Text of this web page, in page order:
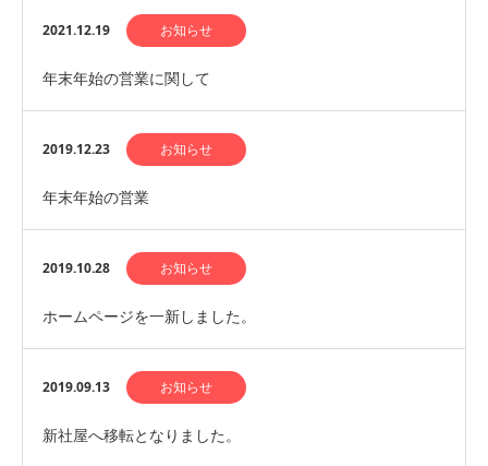
2021.12.19 お知らせ
年末年始の営業に関して
2019.12.23 お知らせ
年末年始の営業
2019.10.28 お知らせ
ホームページを一新しました。
2019.09.13 お知らせ
新社屋へ移転となりました。